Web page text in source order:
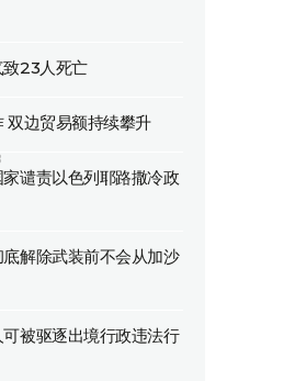
23人死亡
双边贸易额持续攀升
谴责以色列耶路撒冷政
解除武装前不会从加沙
被驱逐出境行政违法行